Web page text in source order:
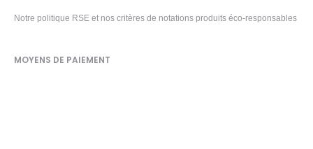
Notre politique RSE et nos critères de notations produits éco-responsables
MOYENS DE PAIEMENT